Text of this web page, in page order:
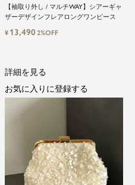
【袖取り外し / マルチWAY】シアーギャ
ザーデザインフレアロングワンピース
¥ 13,4902%OFF
詳細を見る
お気に入りに登録する